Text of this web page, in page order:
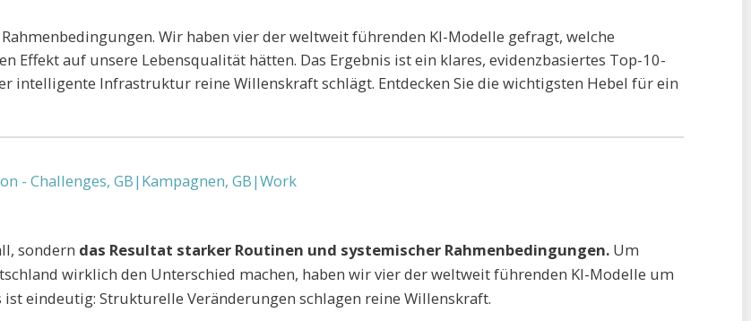
Wir haben vier der weltweit führenden KI-Modelle gefragt, welche
auf unsere Lebensqualität hätten. Das Ergebnis ist ein klares, evidenzbasiertes Top-10-
intelligente Infrastruktur reine Willenskraft schlägt. Entdecken Sie die wichtigsten Hebel für ein
- Challenges, GB|Kampagnen, GB|Work
sondern das Resultat starker Routinen und systemischer Rahmenbedingungen. Um
wirklich den Unterschied machen, haben wir vier der weltweit führenden KI-Modelle um
ist eindeutig: Strukturelle Veränderungen schlagen reine Willenskraft.